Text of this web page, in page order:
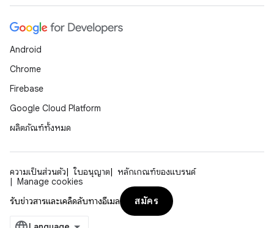
Android
Chrome
Firebase
Google Cloud Platform
ผลิตภัณฑ์ทั้งหมด
ความเป็นส่วนตัว ใบอนุญาต
หลักเกณฑ์ของแบรนด์
Manage cookies
รับข่าวสารและเคล็ดลับทางอีเมล
สมัคร